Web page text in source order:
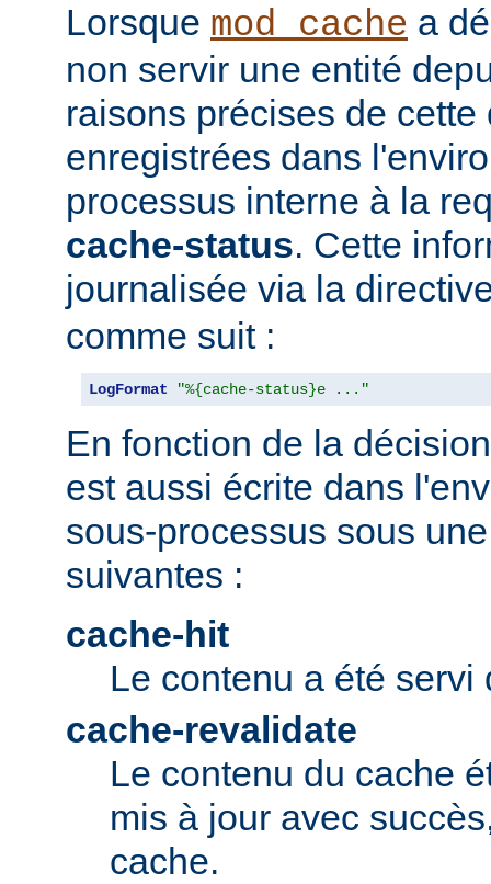
Lorsque mod_cache a
non servir une entité
raisons précises de cette
enregistrées dans
processus interne à la
cache-status. Cette
journalisée via la
comme suit :
LogFormat "%{cache-status}e ..."
En fonction de la
est aussi écrite dans
sous-processus sous
suivantes :
cache-hit
Le contenu a été servi
cache-revalidate
Le contenu du cache
mis à jour avec
cache.